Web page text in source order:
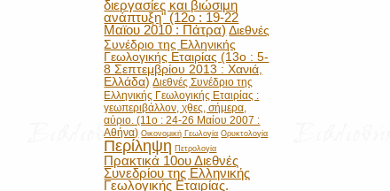
διεργασίες και βιώσιμη
ανάπτυξη" (12ο : 19-22
Μαϊου 2010 : Πάτρα) Διεθνές
Συνέδριο της Ελληνικής
Γεωλογικής Εταιρίας (13ο : 5-
8 Σεπτεμβρίου 2013 : Χανιά,
Ελλάδα) Διεθνές Συνέδριο της
Ελληνικής Γεωλογικής Εταιρίας :
γεωπεριβάλλον, χθες, σήμερα,
αύριο. (11ο : 24-26 Μαίου 2007 :
Αθήνα) Οικονομική Γεωλογία Ορυκτολογία
Περίληψη Πετρολογία
Πρακτικά 10ου Διεθνές
Συνεδρίου της Ελληνικής
Γεωλογικής Εταιρίας.